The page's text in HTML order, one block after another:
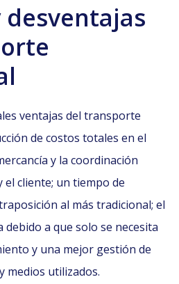
ventajas del transporte
de costos totales en el
y la coordinación
cliente; un tiempo de
al más tradicional; el
a que solo se necesita
y una mejor gestión de
medios utilizados.